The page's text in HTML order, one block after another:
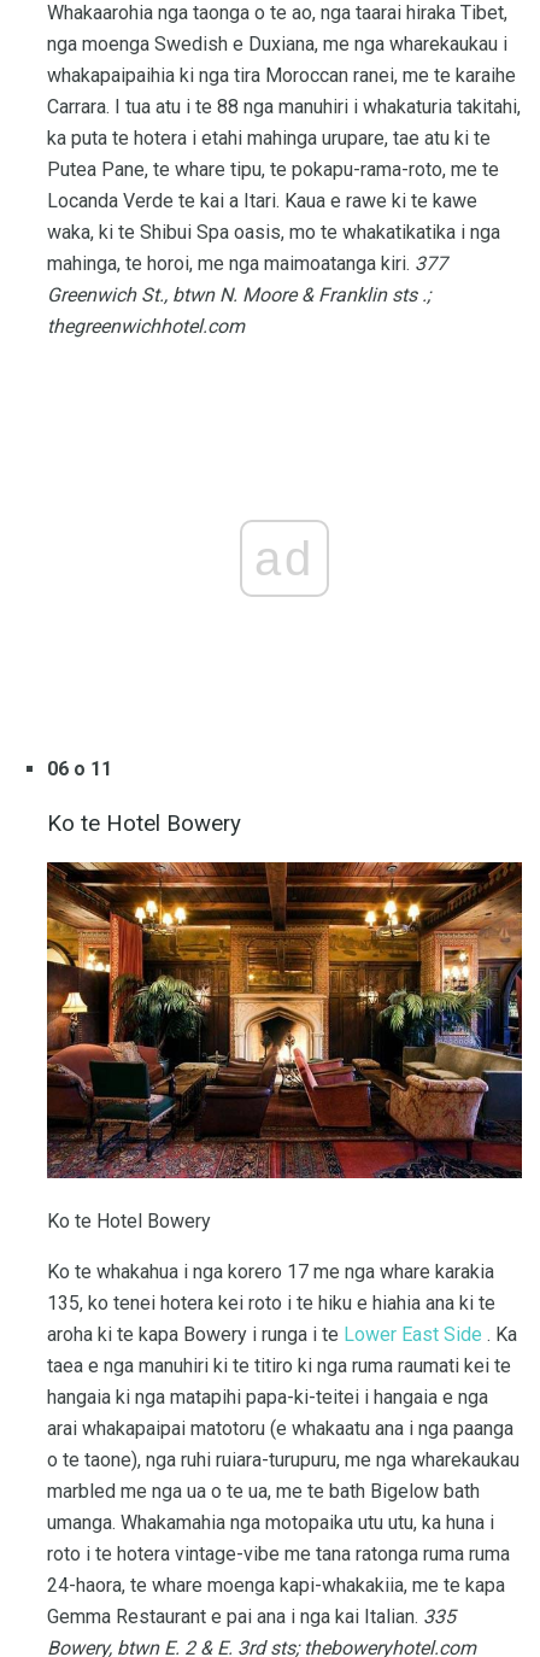
Whakaarohia nga taonga o te ao, nga taarai hiraka Tibet,
nga moenga Swedish e Duxiana, me nga wharekaukau i
whakapaipaihia ki nga tira Moroccan ranei, me te karaihe
Carrara. I tua atu i te 88 nga manuhiri i whakaturia takitahi,
ka puta te hotera i etahi mahinga urupare, tae atu ki te
Putea Pane, te whare tipu, te pokapu-rama-roto, me te
Locanda Verde te kai a Itari. Kaua e rawe ki te kawe
waka, ki te Shibui Spa oasis, mo te whakatikatika i nga
mahinga, te horoi, me nga maimoatanga kiri. 377
Greenwich St., btwn N. Moore & Franklin sts .;
thegreenwichhotel.com
ad
06 o 11
Ko te Hotel Bowery
Ko te Hotel Bowery
Ko te whakahua i nga korero 17 me nga whare karakia
135, ko tenei hotera kei roto i te hiku e hiahia ana ki te
aroha ki te kapa Bowery i runga i te Lower East Side . Ka
taea e nga manuhiri ki te titiro ki nga ruma raumati kei te
hangaia ki nga matapihi papa-ki-teitei i hangaia e nga
arai whakapaipai matotoru (e whakaatu ana i nga paanga
o te taone), nga ruhi ruiara-turupuru, me nga wharekaukau
marbled me nga ua o te ua, me te bath Bigelow bath
umanga. Whakamahia nga motopaika utu utu, ka huna i
roto i te hotera vintage-vibe me tana ratonga ruma ruma
24-haora, te whare moenga kapi-whakakiia, me te kapa
Gemma Restaurant e pai ana i nga kai Italian. 335
Bowery, btwn E. 2 & E. 3rd sts; theboweryhotel.com